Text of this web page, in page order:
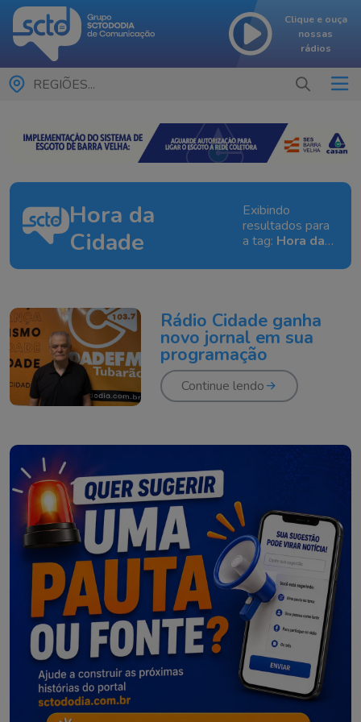
Clique e ouça
nossas
rádios
REGIÕES...
Hora da
Cidade
Exibindo
resultados para
a tag: Hora da
Rádio Cidade ganha
novo jornal em sua
programação
Continue lendo